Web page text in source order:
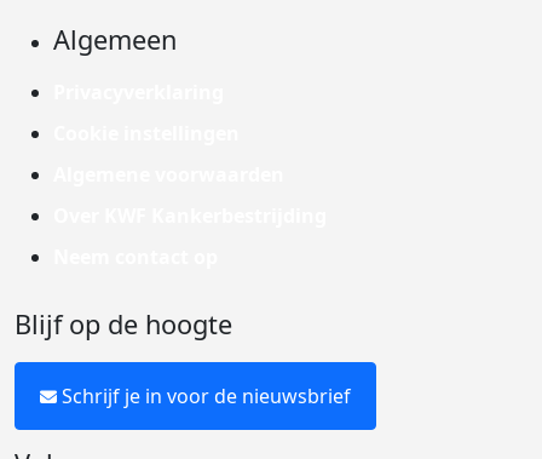
Algemeen
Blijf op de hoogte
Schrijf je in voor de nieuwsbrief